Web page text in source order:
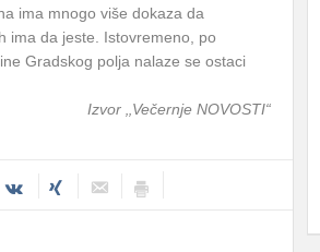
ima mnogo više dokaza da
ima da jeste. Istovremeno, po
Gradskog polja nalaze se ostaci
Izvor ‚‚Večernje NOVOSTI“